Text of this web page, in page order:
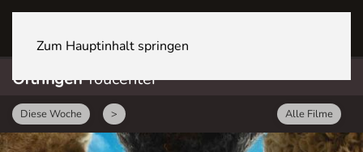
Zum Hauptinhalt springen
OftringenYoucenter
Diese Woche > Alle Filme